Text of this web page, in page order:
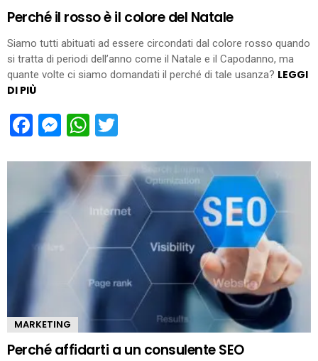
Perché il rosso è il colore del Natale
Siamo tutti abituati ad essere circondati dal colore rosso quando
si tratta di periodi dell’anno come il Natale e il Capodanno, ma
quante volte ci siamo domandati il perché di tale usanza? LEGGI
DI PIÙ
Facebook
Messenger
WhatsApp
MARKETING
Perché affidarti a un consulente SEO